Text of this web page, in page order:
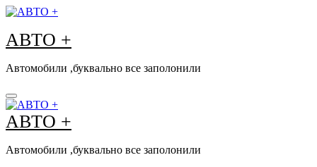
Перейти
содержимому
АВТО +
Автомобили ,буквально все заполонили
АВТО +
Автомобили ,буквально все заполонили